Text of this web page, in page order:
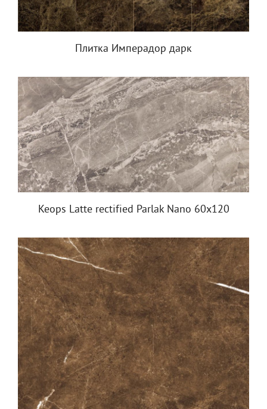
Плитка Имперадор дарк
Keops Latte rectified Parlak Nano 60x120